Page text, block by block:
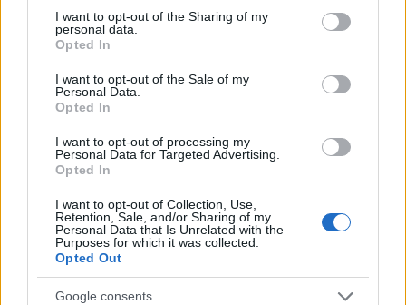
not limited to your visit or usage behaviour. You may click to
grant or deny consent to Google and its third-party tags to
use your data for below specified purposes in below Google
consent section.
I want to opt-out of the Sharing of my
personal data.
Opted In
I want to opt-out of the Sale of my
Personal Data.
Opted In
I want to opt-out of processing my
Personal Data for Targeted Advertising.
Opted In
I want to opt-out of Collection, Use,
Retention, Sale, and/or Sharing of my
Personal Data that Is Unrelated with the
Purposes for which it was collected.
Opted Out
Google consents
μηχανική ανακύκλωσηπεριλαμβάνει τη διαλογή,
τον καθαρισμό και την αναδιαμόρφωση του
υπολείμματα τροφών και χρωστικές. Αντίθετα, η
χημική ανακύκλωση
επίπεδο, επιτρέποντας τη δημιουργία πρώτων υλών
υψηλής καθαρότητας, απολύτως ασφαλών για
συσκευασίες που έρχονται σε απευθείας επαφή με
τρόφιμα.
Μηχανική Ανακύκλωση:Πλεονεκτεί στον υψηλό
όγκο επεξεργασίας καθαρών υλικών και στο
χαμηλότερο ενεργειακό κόστος, ωστόσο